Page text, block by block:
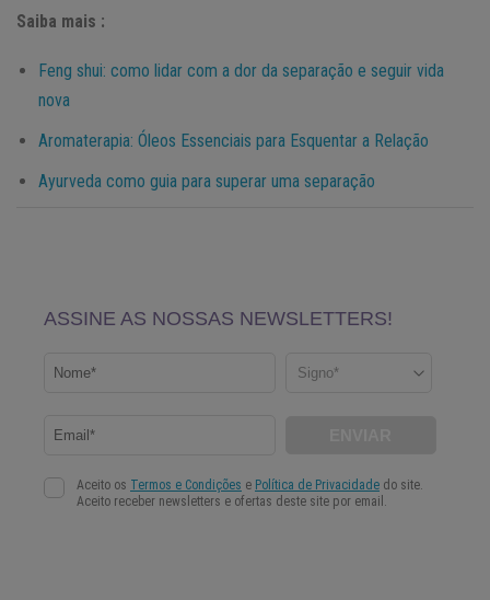
Saiba mais :
Feng shui: como lidar com a dor da separação e seguir vida
nova
Aromaterapia: Óleos Essenciais para Esquentar a Relação
Ayurveda como guia para superar uma separação